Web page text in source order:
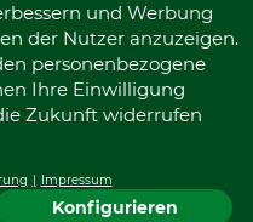
und Werbung
der Nutzer anzuzeigen.
personenbezogene
Ihre Einwilligung
Zukunft widerrufen
Impressum
Konfigurieren